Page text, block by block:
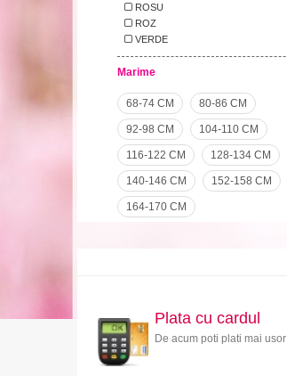
ROSU
ROZ
VERDE
Marime
68-74 CM 80-86 CM
92-98 CM 104-110 CM
116-122 CM 128-134 CM
140-146 CM 152-158 CM
164-170 CM
Plata cu cardul
De acum poti plati mai usor